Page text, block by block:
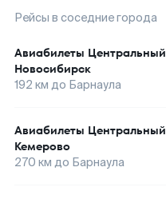
Рейсы в соседние города
Авиабилеты Центральный
Новосибирск
192 км до Барнаула
Авиабилеты Центральный
Кемерово
270 км до Барнаула